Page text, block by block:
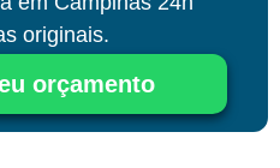
originais.
orçamento